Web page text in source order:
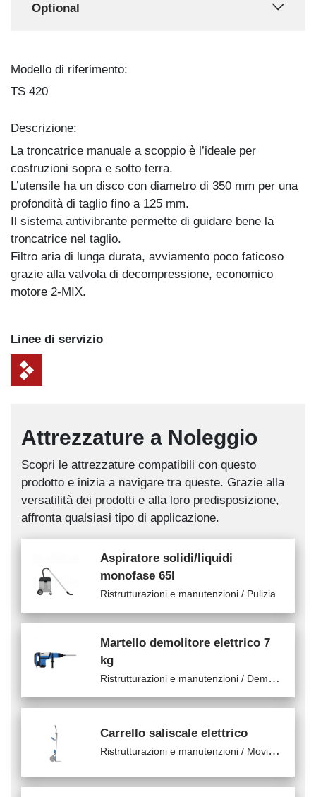
Optional
Modello di riferimento:
TS 420
Descrizione:
La troncatrice manuale a scoppio è l’ideale per
costruzioni sopra e sotto terra.
L’utensile ha un disco con diametro di 350 mm per una
profondità di taglio fino a 125 mm.
Il sistema antivibrante permette di guidare bene la
troncatrice nel taglio.
Filtro aria di lunga durata, avviamento poco faticoso
grazie alla valvola di decompressione, economico
motore 2-MIX.
Linee di servizio
Attrezzature a Noleggio
Scopri le attrezzature compatibili con questo
prodotto e inizia a navigare tra queste. Grazie alla
versatilità dei prodotti e alla loro predisposizione,
affronta qualsiasi tipo di applicazione.
Aspiratore solidi/liquidi
monofase 65l
Ristrutturazioni e manutenzioni / Pulizia
Martello demolitore elettrico 7
kg
R
istrutturazioni e manutenzioni / Demolizione
Carrello saliscale elettrico
R
istrutturazioni e manutenzioni / Movimentazione cantiere